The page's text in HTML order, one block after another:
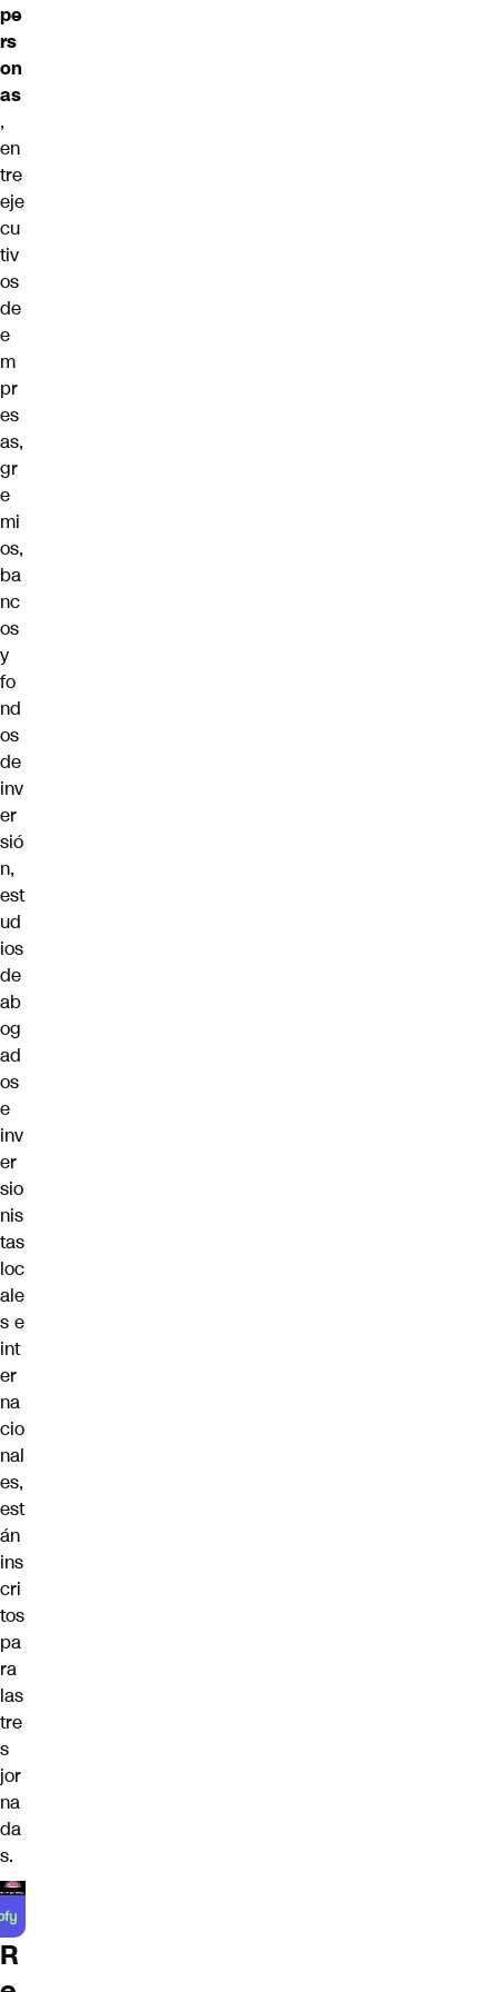
pe
rs
on
as
,
en
tre
eje
cu
tiv
os
de
e
m
pr
es
as,
gr
e
mi
os,
ba
nc
os
y
fo
nd
os
de
inv
er
sió
n,
est
ud
ios
de
ab
og
ad
os
e
inv
er
sio
nis
tas
loc
ale
s e
int
er
na
cio
nal
es,
est
án
ins
cri
tos
pa
ra
las
tre
s
jor
na
da
s.
R